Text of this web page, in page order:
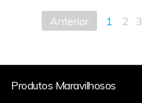
Anterior 1 2 3
Produtos Maravilhosos